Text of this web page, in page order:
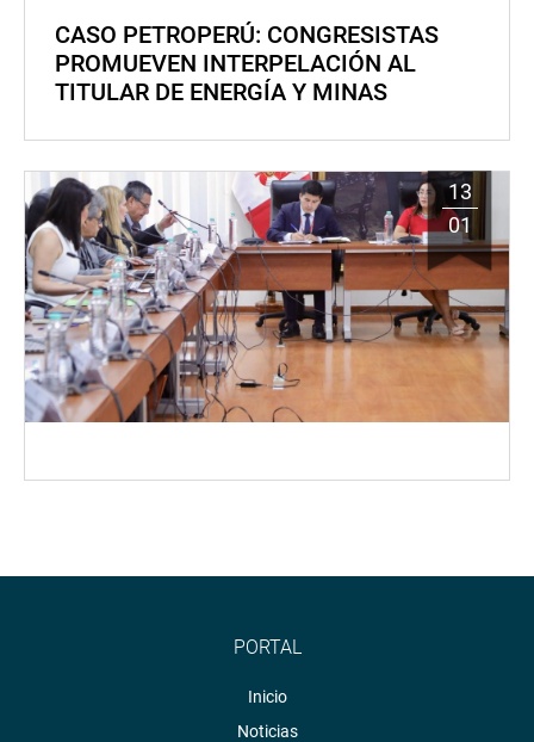
CASO PETROPERÚ: CONGRESISTAS
PROMUEVEN INTERPELACIÓN AL
TITULAR DE ENERGÍA Y MINAS
13
01
PORTAL
Inicio
Noticias